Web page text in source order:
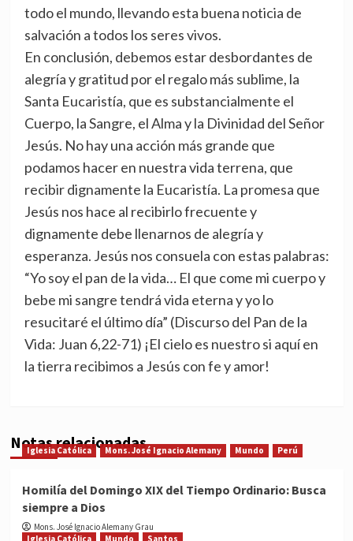
todo el mundo, llevando esta buena noticia de
salvación a todos los seres vivos.
En conclusión, debemos estar desbordantes de
alegría y gratitud por el regalo más sublime, la
Santa Eucaristía, que es substancialmente el
Cuerpo, la Sangre, el Alma y la Divinidad del Señor
Jesús. No hay una acción más grande que
podamos hacer en nuestra vida terrena, que
recibir dignamente la Eucaristía. La promesa que
Jesús nos hace al recibirlo frecuente y
dignamente debe llenarnos de alegría y
esperanza. Jesús nos consuela con estas palabras:
“Yo soy el pan de la vida… El que come mi cuerpo y
bebe mi sangre tendrá vida eterna y yo lo
resucitaré el último día” (Discurso del Pan de la
Vida: Juan 6,22-71) ¡El cielo es nuestro si aquí en
la tierra recibimos a Jesús con fe y amor!
Notas relacionadas
Iglesia Católica Mons. José Ignacio Alemany Mundo Perú
Homilía del Domingo XIX del Tiempo Ordinario: Busca
siempre a Dios
Mons. José Ignacio Alemany Grau
Iglesia Católica
Mundo Santos